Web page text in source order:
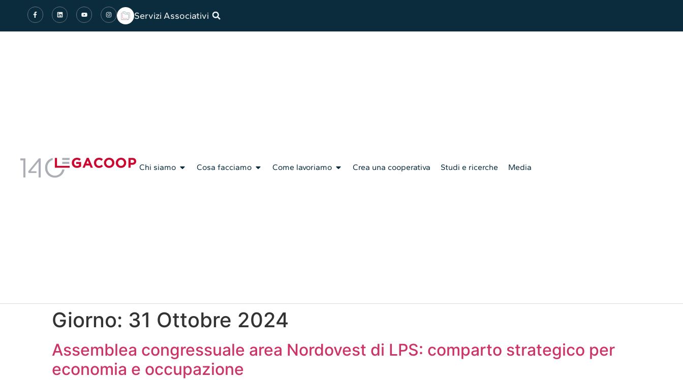
Servizi Associativi
Chi siamo Cosa facciamo Come lavoriamo Crea una cooperativa Studi e ricerche Media
Giorno: 31 Ottobre 2024
Assemblea congressuale area Nordovest di LPS: comparto strategico per
economia e occupazione